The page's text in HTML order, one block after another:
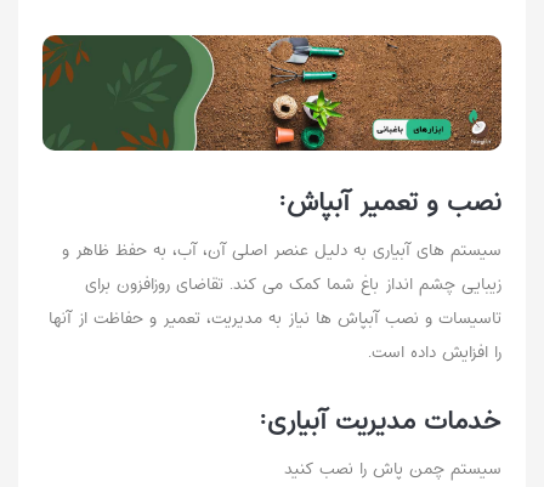
نصب و تعمیر آبپاش:
سیستم های آبیاری به دلیل عنصر اصلی آن، آب، به حفظ ظاهر و
زیبایی چشم انداز باغ شما کمک می کند. تقاضای روزافزون برای
تاسیسات و نصب آبپاش ها نیاز به مدیریت، تعمیر و حفاظت از آنها
را افزایش داده است.
خدمات مدیریت آبیاری:
سیستم چمن پاش را نصب کنید